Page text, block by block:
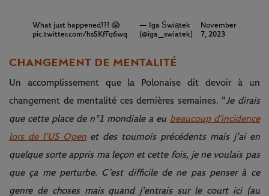
What just happened??? 😱
pic.twitter.com/hsSKfFq6wq
— Iga Świątek
(@iga_swiatek)
November
7, 2023
CHANGEMENT DE MENTALITÉ
Un accomplissement que la Polonaise dit devoir à un
changement de mentalité ces dernières semaines. "Je dirais
que cette place de n°1 mondiale a eu beaucoup d’incidence
lors de l’US Openet des tournois précédents mais j’ai en
quelque sorte appris ma leçon et cette fois, je ne voulais pas
que ça me perturbe. C’est difficile de ne pas penser à ce
genre de choses mais quand j’entrais sur le court ici (au